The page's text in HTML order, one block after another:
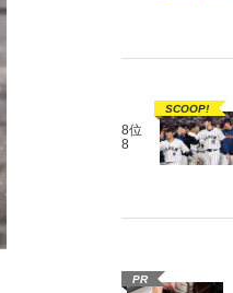
8位
8
SCOOP!
PR